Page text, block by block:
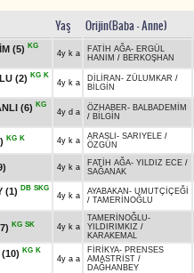
Yaş Orijin(Baba - Anne)
(5) KG
4y k a FATİH AĞA- ERGÜL
HANIM / BERKOŞHAN
(2) KG K
4y k a DİLİRAN - ZÜLUMKAR /
BİLGİN
(6) KG
4y d a ÖZHABER- BALBADEMİM
/ BİLGİN
KG K 4y k a ARASLI - SARIYELE /
ÖZGÜN
4y k a FATİH AĞA- YILDIZ ECE /
SAĞANAK
(1) DB SKG
4y k a AYABAKAN - UMUTÇİÇEĞİ
/ TAMERİNOĞLU
KG SK 4y k a
TAMERİNOĞLU-
YILDIRIMKIZ /
KARAKEMAL
(10) KG K
4y a a
FİRİKYA- PRENSES
AMASTRİST /
DAĞHANBEY